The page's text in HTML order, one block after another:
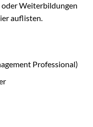
Weiterbildungen
auflisten.
Professional)